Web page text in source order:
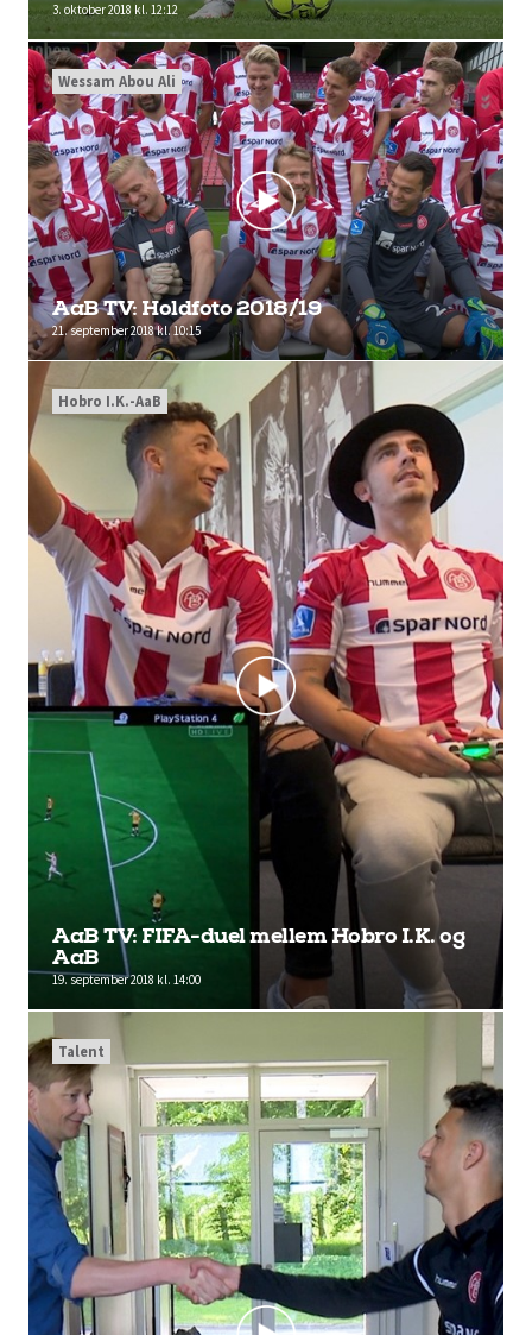
3. oktober 2018 kl. 12:12
AaB TV: Holdfoto 2018/19
21. september 2018 kl. 10:15
Wessam Abou Ali
AaB TV: FIFA-duel mellem Hobro I.K. og
AaB
19. september 2018 kl. 14:00
Hobro I.K.-AaB
Talent